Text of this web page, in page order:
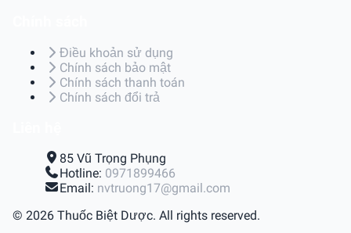
Điều khoản sử dụng
Chính sách bảo mật
Chính sách thanh toán
Chính sách đổi trả
85 Vũ Trọng Phụng
Hotline: 0971899466
Email: nvtruong17@gmail.com
© 2026 Thuốc Biệt Dược. All rights reserved.